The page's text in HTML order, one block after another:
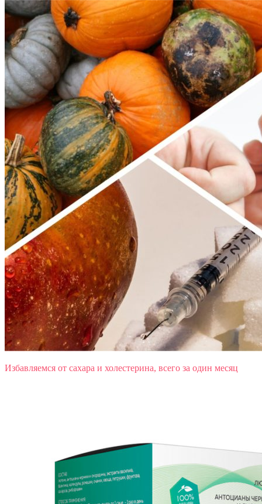
Избавляемся от сахара и холестерина, всего за один месяц